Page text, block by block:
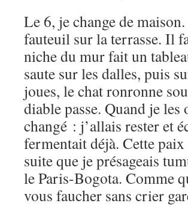
Le 6, je change de
fauteuil sur la terrasse. Il
niche du mur fait un
saute sur les dalles, puis
joues, le chat ronronne
diable passe. Quand je
changé : j’allais rester et
fermentait déjà. Cette
suite que je présageais
le Paris-Bogota. Comme
vous faucher sans crier